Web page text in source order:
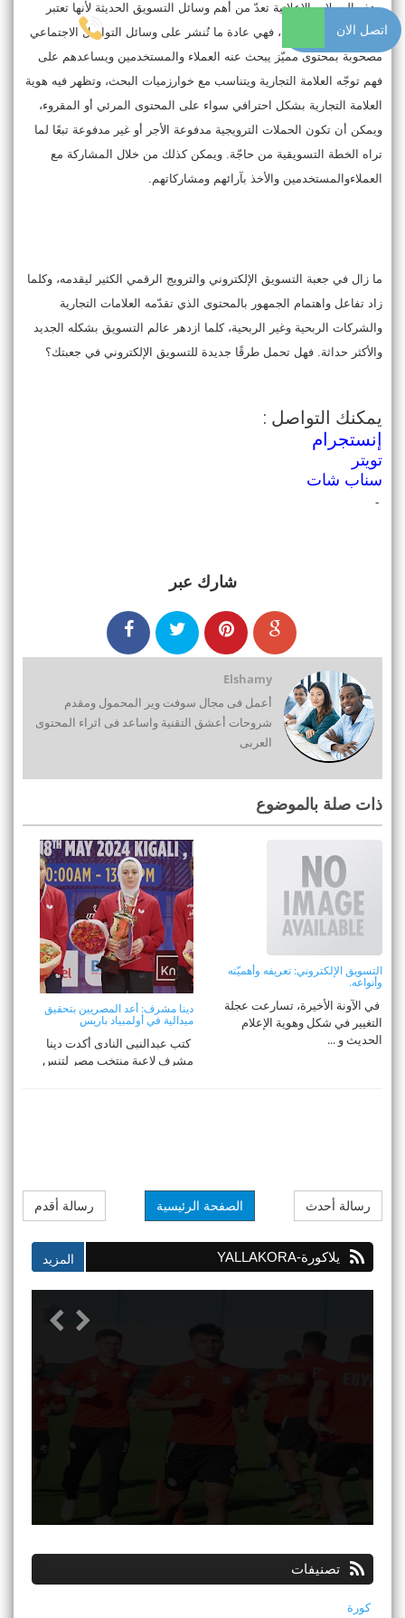
وهذه الحملات الإعلانية تعدّ من أهم وسائل التسويق الحديثة لأنها تعتبر
خطة تسويق متكاملة، فهي عادة ما تُنشر على وسائل التواصل الاجتماعي
مصحوبة بمحتوى مميّز يبحث عنه العملاء والمستخدمين ويساعدهم على
فهم توجّه العلامة التجارية ويتناسب مع خوارزميات البحث، وتظهر فيه هوية
العلامة التجارية بشكل احترافي سواء على المحتوى المرئي أو المقروء،
ويمكن أن تكون الحملات الترويجية مدفوعة الأجر أو غير مدفوعة تبعًا لما
تراه الخطة التسويقية من حاجّة. ويمكن كذلك من خلال المشاركة مع
العملاءوالمستخدمين والأخذ بآرائهم ومشاركاتهم.
ما زال في جعبة التسويق الإلكتروني والترويج الرقمي الكثير ليقدمه، وكلما
زاد تفاعل واهتمام الجمهور بالمحتوى الذي تقدّمه العلامات التجارية
والشركات الربحية وغير الربحية، كلما ازدهر عالم التسويق بشكله الجديد
والأكثر حداثة. فهل تحمل طرقًا جديدة للتسويق الإلكتروني في جعبتك؟
يمكنك التواصل :
إنستجرام
تويتر
سناب شات
-
شارك عبر
Elshamy
أعمل فى مجال سوفت وير المحمول ومقدم
شروحات أعشق التقنية واساعد فى اثراء المحتوى
العربى
ذات صلة بالموضوع
التسويق الإلكتروني: تعريفه وأهميّته
وأنواعه.
في الآونة الأخيرة، تسارعت عجلة
التغيير في شكل وهوية الإعلام
الحديث و ...
دينا مشرف: أعد المصريين بتحقيق
ميدالية في أولمبياد باريس
كتب عبدالنبى النادى أكدت دينا
مشرف لاعبة منتخب مصر لتنس
رسالة أحدث رسالة أقدم الصفحة الرئيسية
يلاكورة-YALLAKORA
تصنيفات
كورة
اتصل الان